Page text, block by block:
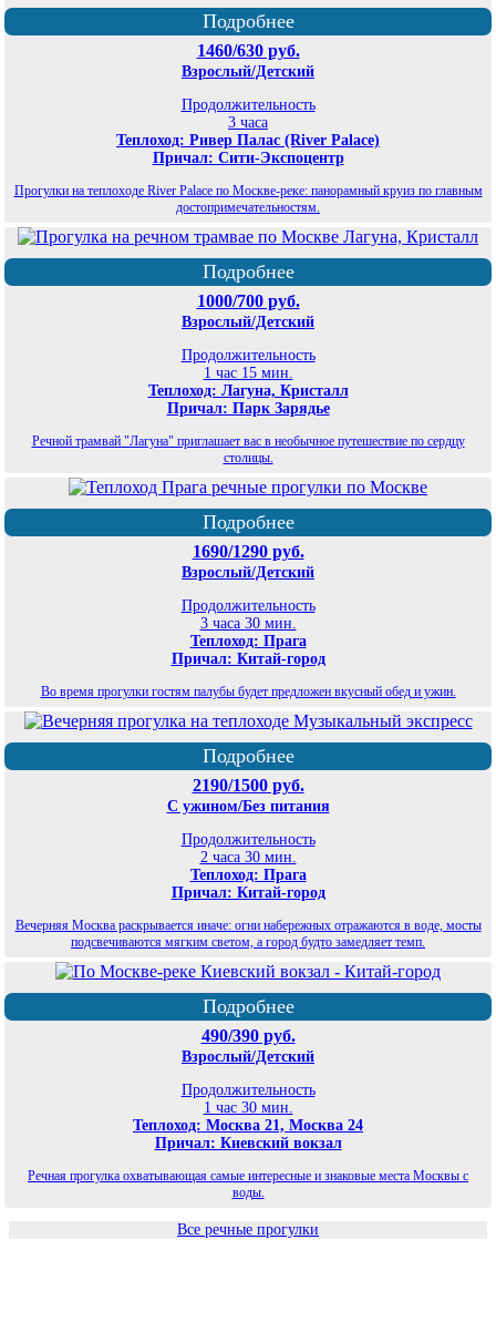
Подробнее
1460/630 руб.
Взрослый/Детский
Продолжительность
3 часа
Теплоход: Ривер Палас (River Palace)
Причал: Сити-Экспоцентр
Прогулки на теплоходе River Palace по Москве-реке: панорамный круиз по главным
достопримечательностям.
Подробнее
1000/700 руб.
Взрослый/Детский
Продолжительность
1 час 15 мин.
Теплоход: Лагуна, Кристалл
Причал: Парк Зарядье
Речной трамвай "Лагуна" приглашает вас в необычное путешествие по сердцу
столицы.
Подробнее
1690/1290 руб.
Взрослый/Детский
Продолжительность
3 часа 30 мин.
Теплоход: Прага
Причал: Китай-город
Во время прогулки гостям палубы будет предложен вкусный обед и ужин.
Подробнее
2190/1500 руб.
С ужином/Без питания
Продолжительность
2 часа 30 мин.
Теплоход: Прага
Причал: Китай-город
Вечерняя Москва раскрывается иначе: огни набережных отражаются в воде, мосты
подсвечиваются мягким светом, а город будто замедляет темп.
Подробнее
490/390 руб.
Взрослый/Детский
Продолжительность
1 час 30 мин.
Теплоход: Москва 21, Москва 24
Причал: Киевский вокзал
Речная прогулка охватывающая самые интересные и знаковые места Москвы с
воды.
Все речные прогулки